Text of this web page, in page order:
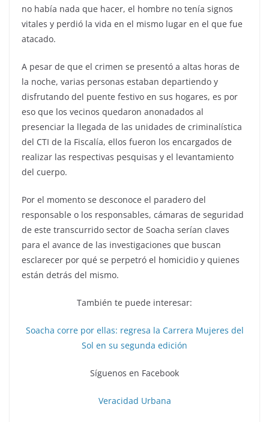
no había nada que hacer, el hombre no tenía signos
vitales y perdió la vida en el mismo lugar en el que fue
atacado.
A pesar de que el crimen se presentó a altas horas de
la noche, varias personas estaban departiendo y
disfrutando del puente festivo en sus hogares, es por
eso que los vecinos quedaron anonadados al
presenciar la llegada de las unidades de criminalística
del CTI de la Fiscalía, ellos fueron los encargados de
realizar las respectivas pesquisas y el levantamiento
del cuerpo.
Por el momento se desconoce el paradero del
responsable o los responsables, cámaras de seguridad
de este transcurrido sector de Soacha serían claves
para el avance de las investigaciones que buscan
esclarecer por qué se perpetró el homicidio y quienes
están detrás del mismo.
También te puede interesar:
Soacha corre por ellas: regresa la Carrera Mujeres del
Sol en su segunda edición
Síguenos en Facebook
Veracidad Urbana